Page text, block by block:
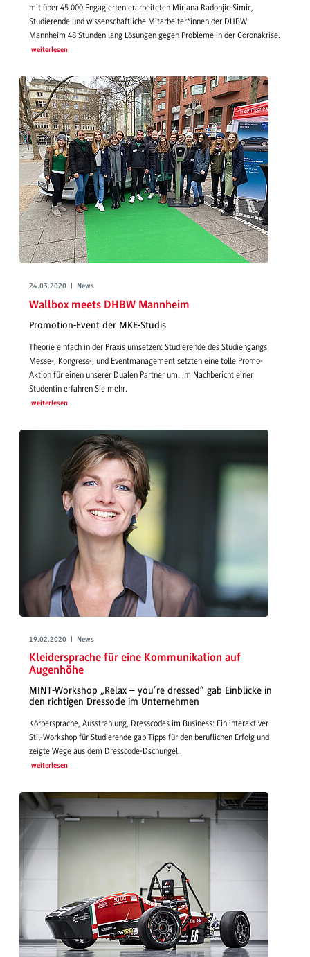
mit über 45.000 Engagierten erarbeiteten Mirjana Radonjic-Simic,
Studierende und wissenschaftliche Mitarbeiter*innen der DHBW
Mannheim 48 Stunden lang Lösungen gegen Probleme in der Coronakrise.
weiterlesen
24.03.2020 | News
Wallbox meets DHBW Mannheim
Promotion-Event der MKE-Studis
Theorie einfach in der Praxis umsetzen: Studierende des Studiengangs
Messe-, Kongress-, und Eventmanagement setzten eine tolle Promo-
Aktion für einen unserer Dualen Partner um. Im Nachbericht einer
Studentin erfahren Sie mehr.
weiterlesen
19.02.2020 | News
Kleidersprache für eine Kommunikation auf
Augenhöhe
MINT-Workshop „Relax – you’re dressed“ gab Einblicke in
den richtigen Dressode im Unternehmen
Körpersprache, Ausstrahlung, Dresscodes im Business: Ein interaktiver
Stil-Workshop für Studierende gab Tipps für den beruflichen Erfolg und
zeigte Wege aus dem Dresscode-Dschungel.
weiterlesen